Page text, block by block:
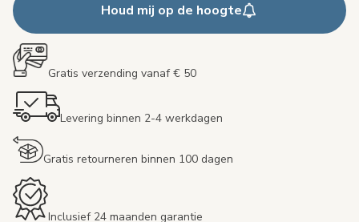
Houd mij op de hoogte
Gratis verzending vanaf € 50
Levering binnen 2-4 werkdagen
Gratis retourneren binnen 100 dagen
Inclusief 24 maanden garantie